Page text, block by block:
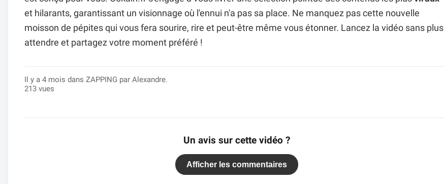
et hilarants, garantissant un visionnage où l'ennui n'a pas sa place. Ne manquez pas cette nouvelle
moisson de pépites qui vous fera sourire, rire et peut-être même vous étonner. Lancez la vidéo sans plus
attendre et partagez votre moment préféré !
Il y a 4 mois dans ZAPPING par Alexandre.
213 vues
Un avis sur cette vidéo ?
Afficher les commentaires